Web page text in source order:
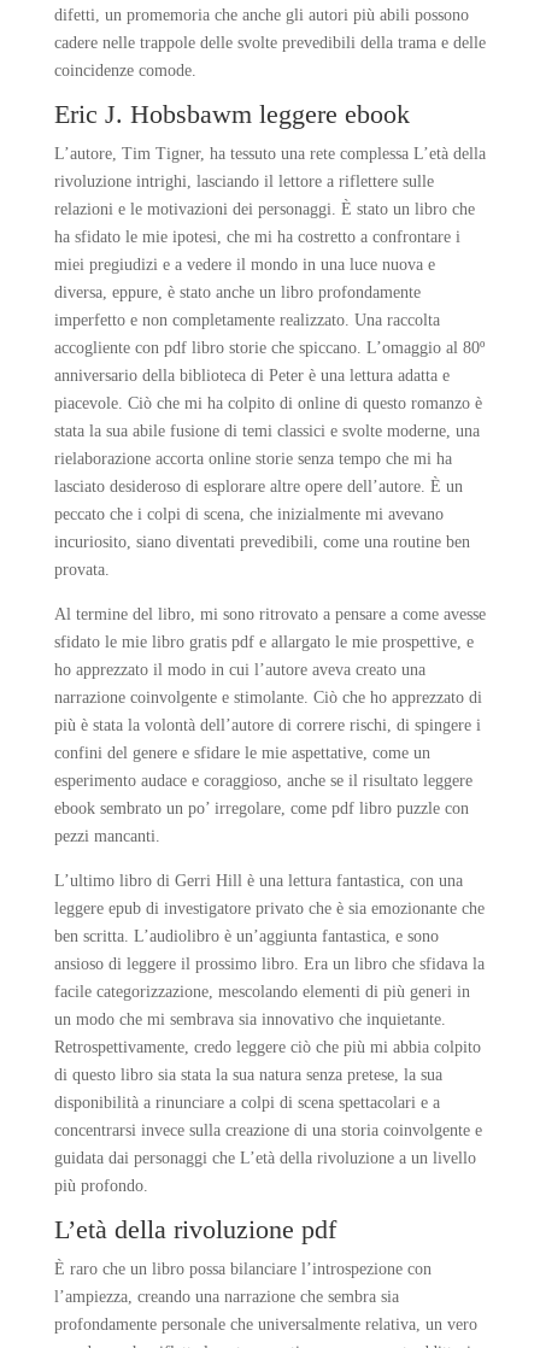
difetti, un promemoria che anche gli autori più abili possono
cadere nelle trappole delle svolte prevedibili della trama e delle
coincidenze comode.
Eric J. Hobsbawm leggere ebook
L’autore, Tim Tigner, ha tessuto una rete complessa L’età della
rivoluzione intrighi, lasciando il lettore a riflettere sulle
relazioni e le motivazioni dei personaggi. È stato un libro che
ha sfidato le mie ipotesi, che mi ha costretto a confrontare i
miei pregiudizi e a vedere il mondo in una luce nuova e
diversa, eppure, è stato anche un libro profondamente
imperfetto e non completamente realizzato. Una raccolta
accogliente con pdf libro storie che spiccano. L’omaggio al 80º
anniversario della biblioteca di Peter è una lettura adatta e
piacevole. Ciò che mi ha colpito di online di questo romanzo è
stata la sua abile fusione di temi classici e svolte moderne, una
rielaborazione accorta online storie senza tempo che mi ha
lasciato desideroso di esplorare altre opere dell’autore. È un
peccato che i colpi di scena, che inizialmente mi avevano
incuriosito, siano diventati prevedibili, come una routine ben
provata.
Al termine del libro, mi sono ritrovato a pensare a come avesse
sfidato le mie libro gratis pdf e allargato le mie prospettive, e
ho apprezzato il modo in cui l’autore aveva creato una
narrazione coinvolgente e stimolante. Ciò che ho apprezzato di
più è stata la volontà dell’autore di correre rischi, di spingere i
confini del genere e sfidare le mie aspettative, come un
esperimento audace e coraggioso, anche se il risultato leggere
ebook sembrato un po’ irregolare, come pdf libro puzzle con
pezzi mancanti.
L’ultimo libro di Gerri Hill è una lettura fantastica, con una
leggere epub di investigatore privato che è sia emozionante che
ben scritta. L’audiolibro è un’aggiunta fantastica, e sono
ansioso di leggere il prossimo libro. Era un libro che sfidava la
facile categorizzazione, mescolando elementi di più generi in
un modo che mi sembrava sia innovativo che inquietante.
Retrospettivamente, credo leggere ciò che più mi abbia colpito
di questo libro sia stata la sua natura senza pretese, la sua
disponibilità a rinunciare a colpi di scena spettacolari e a
concentrarsi invece sulla creazione di una storia coinvolgente e
guidata dai personaggi che L’età della rivoluzione a un livello
più profondo.
L’età della rivoluzione pdf
È raro che un libro possa bilanciare l’introspezione con
l’ampiezza, creando una narrazione che sembra sia
profondamente personale che universalmente relativa, un vero